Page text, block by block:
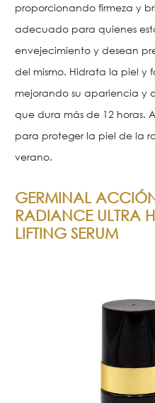
proporcionando firmeza y
adecuado para quienes
envejecimiento y desean
del mismo. Hidrata la piel y
mejorando su apariencia y
que dura más de 12 horas.
para proteger la piel de la
verano.
GERMINAL
RADIANCE ULTRA
LIFTING SERUM